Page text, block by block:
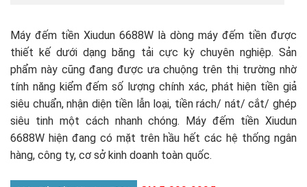
Máy đếm tiền Xiudun 6688W là dòng máy đếm tiền được
thiết kế dưới dạng băng tải cực kỳ chuyên nghiệp. Sản
phẩm này cũng đang được ưa chuộng trên thị trường nhờ
tính năng kiểm đếm số lượng chính xác, phát hiện tiền giả
siêu chuẩn, nhận diện tiền lẫn loại, tiền rách/ nát/ cắt/ ghép
siêu tinh một cách nhanh chóng. Máy đếm tiền Xiudun
6688W hiện đang có mặt trên hầu hết các hệ thống ngân
hàng, công ty, cơ sở kinh doanh toàn quốc.